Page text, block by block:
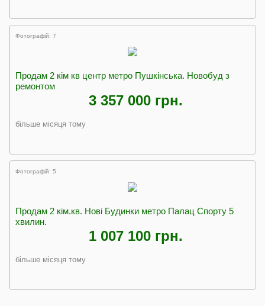
Фотографій: 7
Продам 2 кім кв центр метро Пушкінська. Новобуд з
ремонтом
3 357 000 грн.
більше місяця тому
Фотографій: 5
Продам 2 кім.кв. Нові Будинки метро Палац Спорту 5
хвилин.
1 007 100 грн.
більше місяця тому